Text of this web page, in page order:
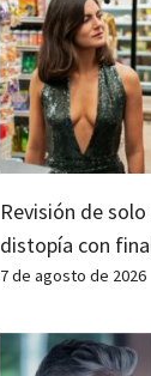
Revisión de
distopía con
7 de agosto de 2026